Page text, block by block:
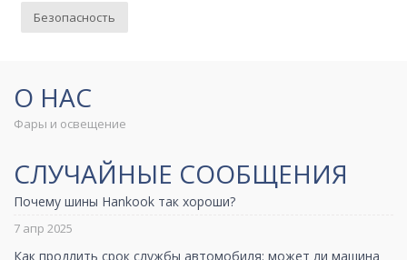
Безопасность
О НАС
Фары и освещение
СЛУЧАЙНЫЕ СООБЩЕНИЯ
Почему шины Hankook так хороши?
7 апр 2025
Как продлить срок службы автомобиля: может ли машина